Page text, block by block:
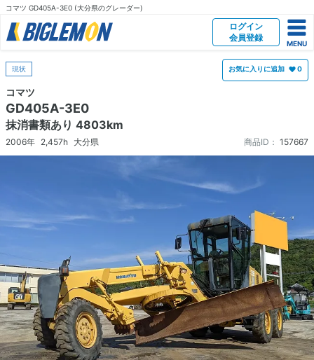
コマツ GD405A-3E0 (大分県のグレーダー)
ログイン
会員登録
現状 お気に入りに追加 0
コマツ
GD405A-3E0
抹消書類あり 4803km
2006年 2,457h 大分県 商品ID： 157667